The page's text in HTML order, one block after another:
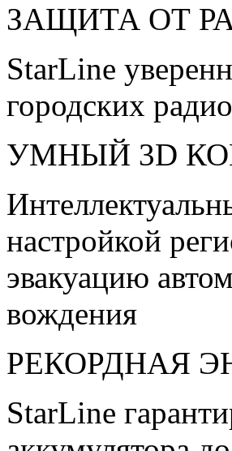
ЗАЩИТА ОТ
StarLine
городских
УМНЫЙ 3D
настройкой
эвакуацию
вождения
РЕКОРДНАЯ
StarLine